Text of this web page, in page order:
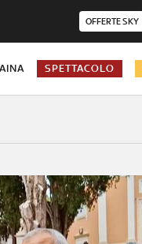
OFFERTE SKY
SPETTACOLO